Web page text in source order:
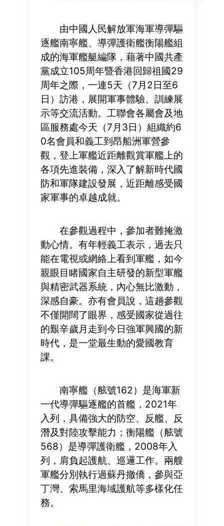
由中國人民解放軍海軍導彈驅
逐艦南寧艦、導彈護衛艦衡陽艦組
成的海軍艦艇編隊，藉著中國共產
黨成立105周年暨香港回歸祖國29
周年之際，一連5天（7月2日至6
日）訪港，展開軍事體驗、訓練展
示等交流活動。工聯會各屬會及地
區服務處今天（7月3日）組織約6
0名會員和義工到昂船洲軍營參
觀，登上軍艦近距離觀賞軍艦上的
各項先進裝備，深入了解新時代國
防和軍隊建設發展，近距離感受國
家軍事的卓越成就。
在參觀過程中，參加者難掩激
動心情。有年輕義工表示，過去只
能在電視或網絡上看到軍艦，如今
親眼目睹國家自主研發的新型軍艦
與精密武器系統，內心無比激動，
深感自豪。亦有會員說，這趟參觀
不僅開闊了眼界，感受國家從過往
的艱辛歲月走到今日強軍興國的新
時代，是一堂最生動的愛國教育
課。
南寧艦（舷號162）是海軍新
一代導彈驅逐艦的首艦，2021年
入列，具備強大的防空、反艦、反
潛及對陸攻擊能力；衡陽艦（舷號
568）是導彈護衛艦，2008年入
列，肩負起護航、巡邏工作。兩艘
軍艦分別執行過蘇丹撤僑，參與亞
丁灣、索馬里海域護航等多樣化任
務。